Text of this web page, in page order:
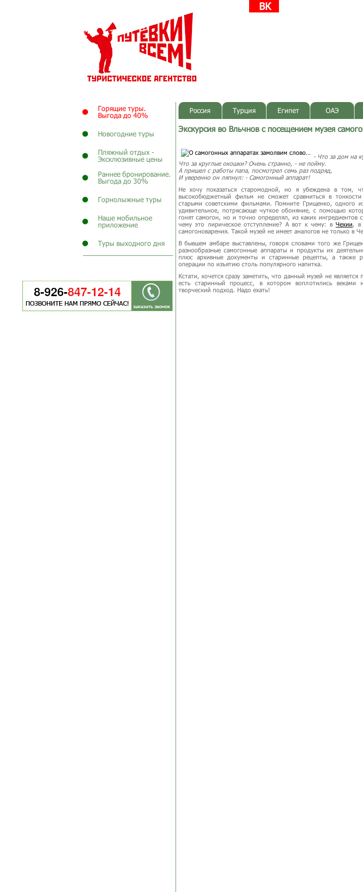
Горящие туры.
Выгода до 40%
Новогодние туры
Пляжный отдых -
Эксклюзивные цены
Раннее бронирование.
Выгода до 30%
Горнолыжные туры
Наше мобильное
приложение
Туры выходного дня
Россия Турция Египет ОАЭ
Экскурсия во Вльчнов с посещением музея
- Что за дом на
Что за круглые окошки? Очень странно, - не пойму.
А пришел с работы папа, посмотрел семь раз подряд,
И уверенно он ляпнул: - Самогонный аппарат!
Не хочу показаться старомодной, но я убеждена в том,
высокобюджетный фильм не сможет сравниться в
старыми советскими фильмами. Помните Грищенко, одного
удивительное, потрясающе чуткое обоняние, с помощью
гонят самогон, но и точно определял, из каких ингредиентов
чему это лирическое отступление? А вот к чему: в Чехии, в
самогоноварения. Такой музей не имеет аналогов не только в
В бывшем амбаре выставлены, говоря словами того же
разнообразные самогонные аппараты и продукты их
плюс архивные документы и старинные рецепты, а также
операции по изъятию столь популярного напитка.
Кстати, хочется сразу заметить, что данный музей не
есть старинный процесс, в котором воплотились веками
творческий подход. Надо ехать!
ВК